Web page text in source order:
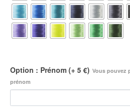
Option : Prénom (+ 5 €) Vous pouvez
prénom